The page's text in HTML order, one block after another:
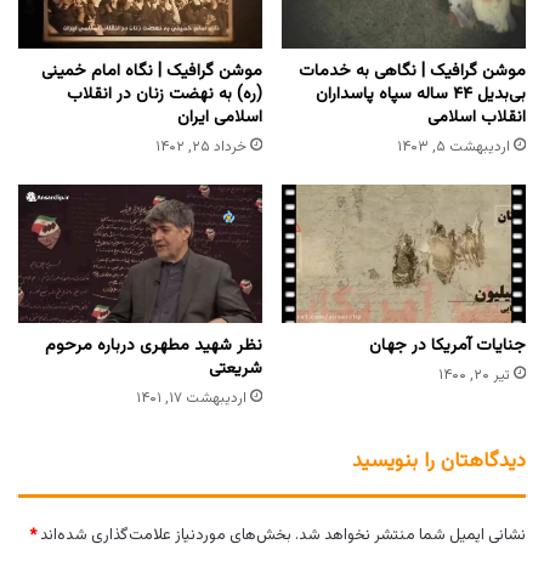
موشن گرافیک | نگاهی به خدمات
بی‌بدیل ۴۴ ساله سپاه پاسداران
انقلاب اسلامی
اردیبهشت ۵, ۱۴۰۳
موشن گرافیک | نگاه امام خمینی
(ره) به نهضت زنان در انقلاب
اسلامی ایران
خرداد ۲۵, ۱۴۰۲
جنایات آمریکا در جهان
تیر ۲۰, ۱۴۰۰
نظر شهید مطهری درباره مرحوم
شریعتی
اردیبهشت ۱۷, ۱۴۰۱
دیدگاهتان را بنویسید
نشانی ایمیل شما منتشر نخواهد شد. بخش‌های موردنیاز علامت‌گذاری شده‌اند*